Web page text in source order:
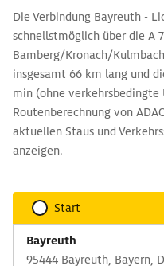
Die Verbindung Bayreuth -
schnellstmöglich über die A
Bamberg/Kronach/
insgesamt 66 km lang und
min (ohne
Routenberechnung von
aktuellen Staus und
anzeigen.
Start
Bayreuth
95444 Bayreuth, Bayern,